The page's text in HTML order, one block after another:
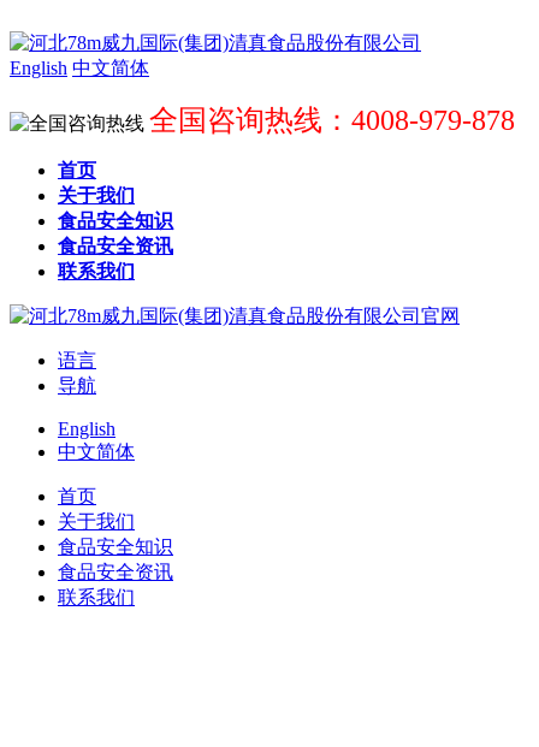
English 中文简体
全国咨询热线：4008-979-878
首页
关于我们
食品安全知识
食品安全资讯
联系我们
语言
导航
English
中文简体
首页
关于我们
食品安全知识
食品安全资讯
联系我们